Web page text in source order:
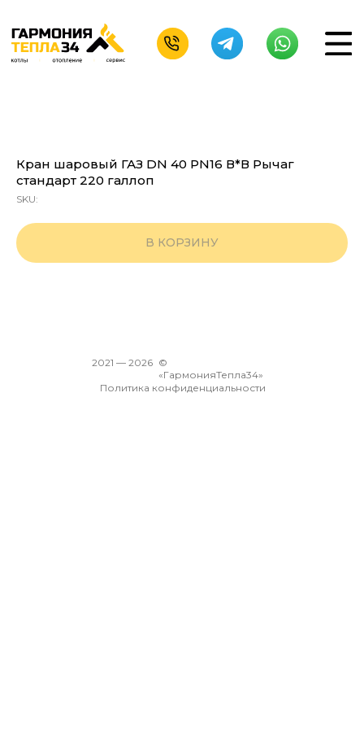
Кран шаровый ГАЗ DN 40 PN16 В*В Рычаг
стандарт 220 галлоп
SKU:
В КОРЗИНУ
Политика конфиденциальности
©
«ГармонияТепла34»
2026
2021 —